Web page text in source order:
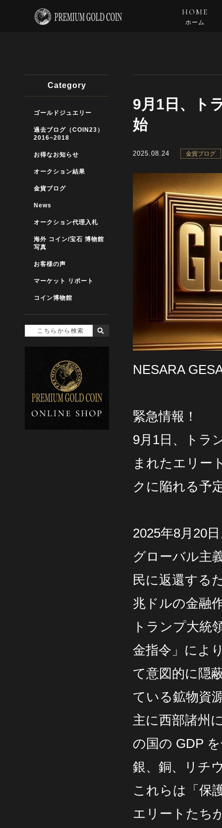
HOME
ホーム
9月1日、ト
始
2025.08.24 金貨ブログ
NESARA
緊急情報！
9月1日、トラ
まれたエリー
クに陥れる予
2025年8月20
グローバル主
民に返還する
兆ドルの金融
トランプ大統
金指令」によ
て意図的に隠
ている鉱物資
主に西部諸州
の国の GDP
銀、銅、リチ
これらは「保
エリートたち
Category
ゴールドジュエリー
過去ブログ（COIN23）
2016~2018
お得なお知らせ
オークション結果
金貨ブログ
News
オークション代理入札
海外 コイン/宝石 博物館
写真
お客様の声
マーケット リポート
コイン博物館